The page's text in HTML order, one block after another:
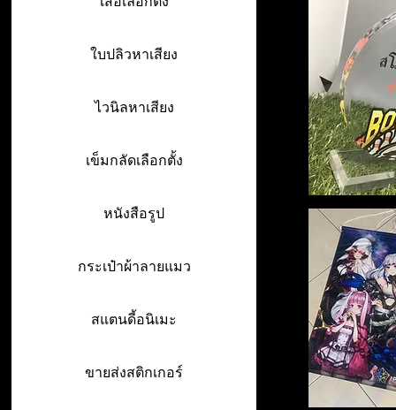
ใบปลิวหาเสียง
ไวนิลหาเสียง
เข็มกลัดเลือกตั้ง
หนังสือรูป
กระเป๋าผ้าลายแมว
สแตนดี้อนิเมะ
ขายส่งสติกเกอร์